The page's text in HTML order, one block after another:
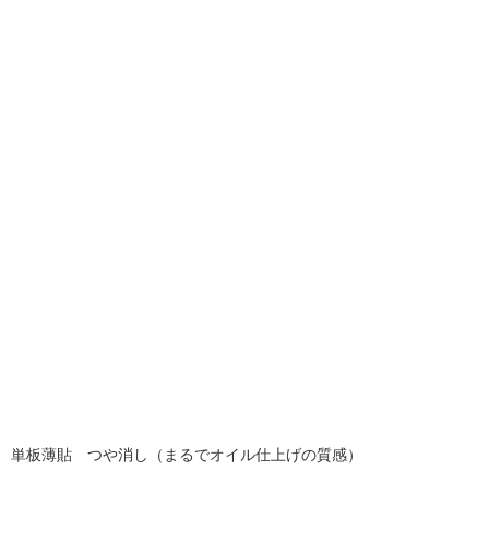
単板薄貼 つや消し（まるでオイル仕上げの質感）